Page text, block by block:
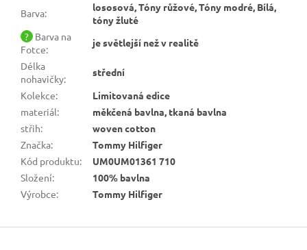
Barva:
lososová, Tóny růžové, Tóny modré, Bílá,
tóny žluté
? Barva na
Fotce:
je světlejší než v realitě
Délka
nohavičky:
střední
Kolekce:
Limitovaná edice
materiál:
měkčená bavlna, tkaná bavlna
střih:
woven cotton
Značka:
Tommy Hilfiger
Kód produktu:
UM0UM01361 710
Složení:
100% bavlna
Výrobce: Tommy Hilfiger
Z